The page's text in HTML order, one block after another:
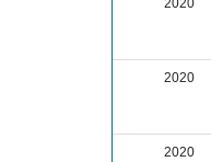
2020
2020
2020